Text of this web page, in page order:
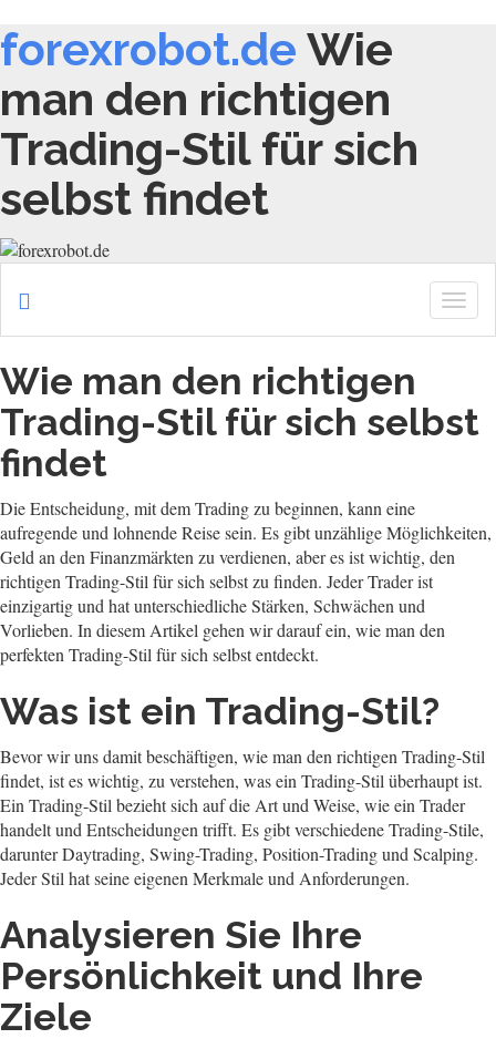
forexrobot.de Wie
man den richtigen
Trading-Stil für sich
selbst findet
Wie man den richtigen
Trading-Stil für sich selbst
findet
Die Entscheidung, mit dem Trading zu beginnen, kann eine
aufregende und lohnende Reise sein. Es gibt unzählige Möglichkeiten,
Geld an den Finanzmärkten zu verdienen, aber es ist wichtig, den
richtigen Trading-Stil für sich selbst zu finden. Jeder Trader ist
einzigartig und hat unterschiedliche Stärken, Schwächen und
Vorlieben. In diesem Artikel gehen wir darauf ein, wie man den
perfekten Trading-Stil für sich selbst entdeckt.
Was ist ein Trading-Stil?
Bevor wir uns damit beschäftigen, wie man den richtigen Trading-Stil
findet, ist es wichtig, zu verstehen, was ein Trading-Stil überhaupt ist.
Ein Trading-Stil bezieht sich auf die Art und Weise, wie ein Trader
handelt und Entscheidungen trifft. Es gibt verschiedene Trading-Stile,
darunter Daytrading, Swing-Trading, Position-Trading und Scalping.
Jeder Stil hat seine eigenen Merkmale und Anforderungen.
Analysieren Sie Ihre
Persönlichkeit und Ihre
Ziele